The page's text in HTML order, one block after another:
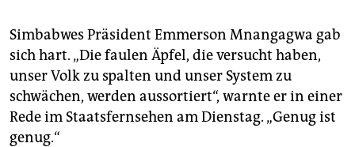
Simbabwes Präsident Emmerson Mnangagwa gab
sich hart. „Die faulen Äpfel, die versucht haben,
unser Volk zu spalten und unser System zu
schwächen, werden aussortiert“, warnte er in einer
Rede im Staatsfernsehen am Dienstag. „Genug ist
genug.“